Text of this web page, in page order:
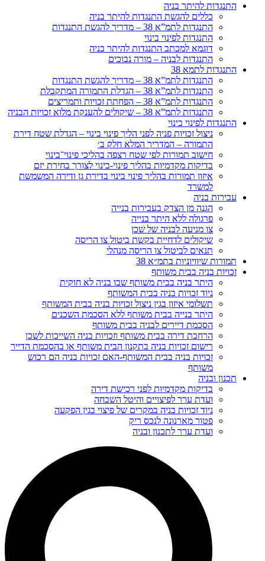
התנגדות להיתר בניה
כללים להגשת התנגדות להיתר בניה
התנגדות לתמ”א 38 – מדריך להגשת התנגדות
התנגדות לפינוי בינוי
דוגמא למכתב התנגדות להיתר בניה
התנגדות לבניה – מורה נבוכים
התנגדות לתמא 38
התנגדות לתמ”א 38 – מדריך להגשת התנגדות
התנגדות לתמ”א 38 – הגדלת התמורה המתקבלת
התנגדות לתמ”א 38 – הפחתת זכויות ותמריצים
התנגדות לתמ”א 38 – שיקולים להענקת מלוא זכויות הבניה
התנגדות לפינוי בינוי
ניצול זכויות פניה לפני הליך פינוי בינוי – הגדלת שטח דירת
התמורה – המדריך המלא חלק ב׳
חישוב תמורות לפי שטח רצפה בהליכי פינוי־בינוי
בדיקות מקדמיות בהליך פינוי-בינוי לצורך בחירת יזם
איזון תמורות בהליך פינוי בינוי בדירת גן ודירה המשמשת
למשרד
עבירות בניה
הגנה מן הצדק בעבירות בנייה
פרגולה ללא היתר בנייה
צו מניעה לבניה של שכן
שיקולים לדחיית בקשת ביטול צו הריסה
תנאים לביטול צו הריסה מנהלי
תמורות שיוויוניות בתמ״א 38
זכויות בניה בבית משותף
היתר בניה בבית משותף שבו בניה לא חוקית
ניוד זכויות בניה בבית המשותף
תשלומי איזון בגין ניצול זכויות בניה בבית המשותף
היתר בנייה בבית משותף ללא הסכמת השכנים
הסכמת דיירים לבניה בבית משותף
הרחבת דירה בבית משותף וזכויות בניה השייכות לשכן
רישום זכויות בניה בתקנון הבית משותף או בהסכמת הדייר
זכויות בניה בבית המשותף-האם זכויות בניה הם רכוש
משותף
תכנון ובניה
בדיקות מקדמיות לפני רכישת דירה
ועדת ערר לפיצויים והיטל השבחה
ניוד זכויות בניה במקרים של פיצוי בגין הפקעה
פטור מארנונה לנכס ריק
ועדת ערר לתכנון ובניה